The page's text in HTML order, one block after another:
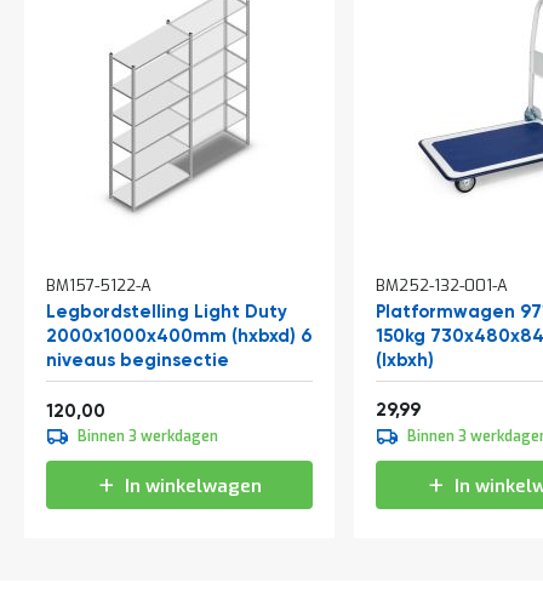
BM157-5122-A
Legbordstelling Light Duty
2000x1000x400mm (hxbxd) 6
niveaus beginsectie
Vanaf
120,00
Binnen 3 werkdagen
In winkelwagen
BM252-132-001-A
Platformwagen
150kg
(lxbxh)
29,99
winkelwagen
Binnen 3
In